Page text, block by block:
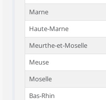
Marne
Haute-Marne
Meurthe-et-Moselle
Meuse
Moselle
Bas-Rhin